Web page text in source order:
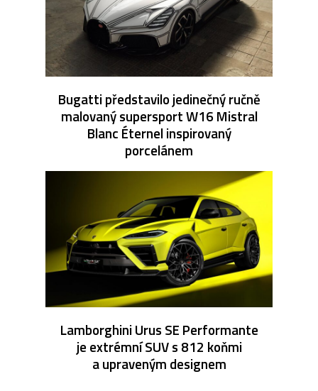
Bugatti představilo jedinečný ručně
malovaný supersport W16 Mistral
Blanc Éternel inspirovaný
porcelánem
Lamborghini Urus SE Performante
je extrémní SUV s 812 koňmi
a upraveným designem